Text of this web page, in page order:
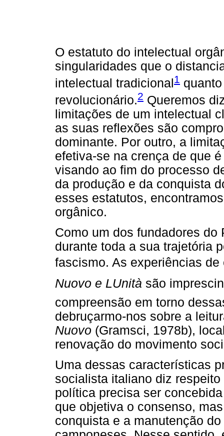
O estatuto do intelectual
singularidades que o
intelectual tradicional1
revolucionário.2 Queremos
limitações de um intelectual
as suas reflexões são
dominante. Por outro, a
efetiva-se na crença de que
visando ao fim do processo
da produção e da conquista
esses estatutos,
orgânico.
Como um dos fundadores
durante toda a sua trajetória
fascismo. As experiências
Nuovo e LUnità são
compreensão em torno
debruçarmo-nos sobre a
Nuovo (Gramsci, 1978b),
renovação do movimento
Uma dessas características
socialista italiano diz
política precisa ser
que objetiva o consenso,
conquista e a manutenção